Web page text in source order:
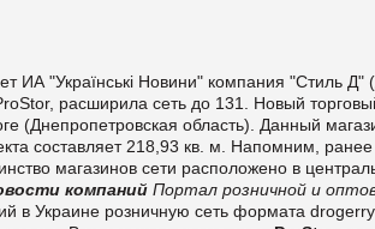
ИА "Українські Новини" компания "Стиль
расширила сеть до 131. Новый
(Днепропетровская область). Данный
составляет 218,93 кв. м. Напомним,
магазинов сети расположено в
компаний Портал розничной и
в Украине розничную сеть формата